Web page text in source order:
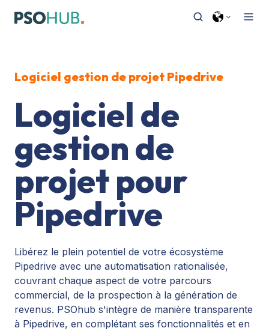
Logiciel gestion de projet Pipedrive
Logiciel de
gestion de
projet pour
Pipedrive
Libérez le plein potentiel de votre écosystème
Pipedrive avec une automatisation rationalisée,
couvrant chaque aspect de votre parcours
commercial, de la prospection à la génération de
revenus. PSOhub s'intègre de manière transparente
à Pipedrive, en complétant ses fonctionnalités et en